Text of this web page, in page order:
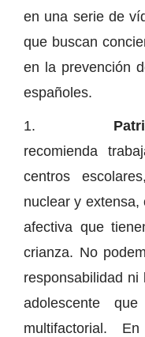
en una serie de
que buscan
en la prevención
españoles.
1.
recomienda
centros
nuclear y
afectiva que
crianza. No
responsabilidad
adolescente
multifactorial.